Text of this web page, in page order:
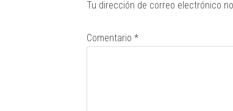
Tu dirección de correo electrónico
Comentario *